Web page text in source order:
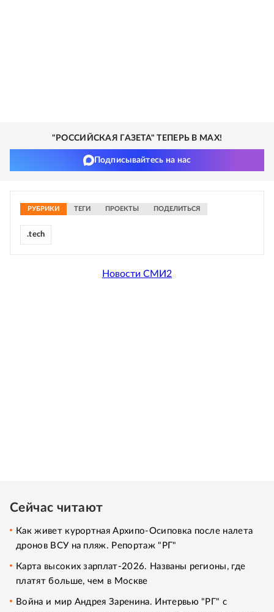
"РОССИЙСКАЯ ГАЗЕТА" ТЕПЕРЬ В MAX!
Подписывайтесь на нас
РУБРИКИ ТЕГИ ПРОЕКТЫ ПОДЕЛИТЬСЯ
.tech
Новости СМИ2
Сейчас читают
Как живет курортная Архипо-Осиповка после налета
дронов ВСУ на пляж. Репортаж "РГ"
Карта высоких зарплат-2026. Названы регионы, где
платят больше, чем в Москве
Война и мир Андрея Заренина. Интервью "РГ" с